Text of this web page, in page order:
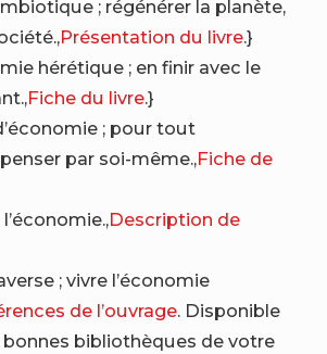
; régénérer la planète,
Présentation du livre.}
hérétique ; en finir avec le
Fiche du livre.}
; pour tout
par soi-même.,Fiche de
Description de
; vivre l’économie
de l’ouvrage. Disponible
bibliothèques de votre